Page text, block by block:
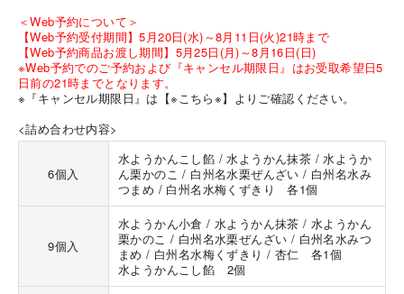
＜Web予約について＞
【Web予約受付期間】5月20日(水)～8月11日(火)21時まで
【Web予約商品お渡し期間】5月25日(月)～8月16日(日)
※Web予約でのご予約および『キャンセル期限日』はお受取希望日5
日前の21時までとなります。
※『キャンセル期限日』は 【※こちら※】 よりご確認ください。
<詰め合わせ内容>
6個入
水ようかんこし餡 / 水ようかん抹茶 / 水ようか
ん栗かのこ / 白州名水栗ぜんざい / 白州名水み
つまめ / 白州名水梅くずきり 各1個
9個入
水ようかん小倉 / 水ようかん抹茶 / 水ようかん
栗かのこ / 白州名水栗ぜんざい / 白州名水みつ
まめ / 白州名水梅くずきり / 杏仁 各1個
水ようかんこし餡 2個